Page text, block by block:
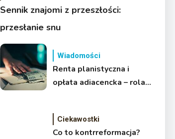
Sennik znajomi z przeszłości:
przesłanie snu
Wiadomości
Renta planistyczna i
opłata adiacencka – rola
Ciekawostki
Co to kontrreformacja?